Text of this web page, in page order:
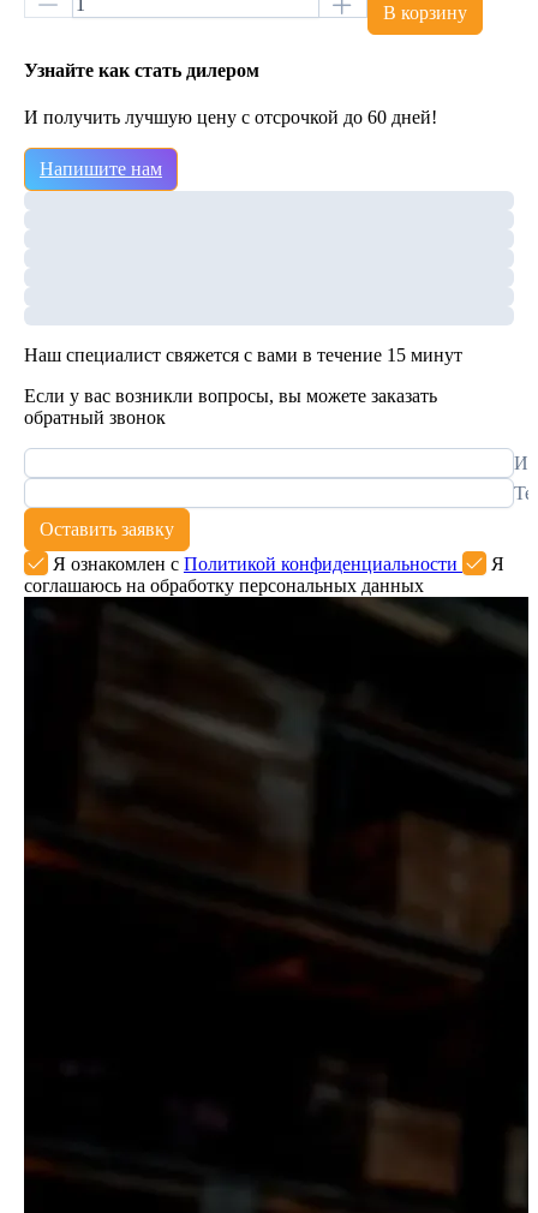
В корзину
Узнайте как стать дилером
И получить лучшую цену с отсрочкой до 60 дней!
Напишите нам
Наш специалист свяжется с вами в течение 15 минут
Если у вас возникли вопросы, вы можете заказать
обратный звонок
Оставить заявку
Я ознакомлен с Политикой конфиденциальности
Я
соглашаюсь на обработку персональных данных